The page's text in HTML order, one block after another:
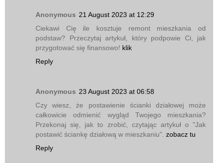
Anonymous 21 August 2023 at 12:29
Ciekawi Cię ile kosztuje remont mieszkania od
podstaw? Przeczytaj artykuł, który podpowie Ci, jak
przygotować się finansowo! klik
Reply
Anonymous 23 August 2023 at 06:58
Czy wiesz, że postawienie ścianki działowej może
całkowicie odmienić wygląd Twojego mieszkania?
Przekonaj się, jak to zrobić, czytając artykuł o "Jak
postawić ściankę działową w mieszkaniu". zobacz tu
Reply